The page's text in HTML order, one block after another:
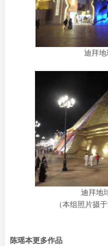
迪拜
迪拜地
（本组照片摄
陈瑶本更多作品